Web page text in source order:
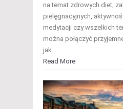
na temat zdrowych diet,
pielęgnacyjnych,
medytacji czy wszelkich
można połączyć
jak…
Read More